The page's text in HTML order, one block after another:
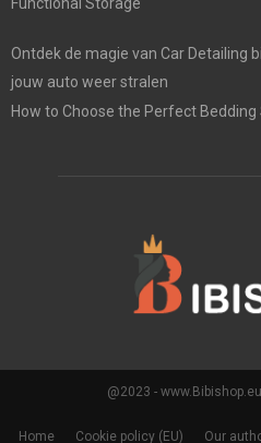
Functional Storage
Ontdek de magie van Car Detailing
jouw auto weer stralen
How to Choose the Perfect
@2023 -
Home Cookie policy (EU) Our